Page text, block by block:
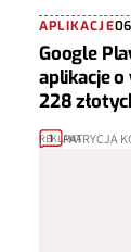
APLIKACJE
Google
aplikacje
228
1 PATRYCJA